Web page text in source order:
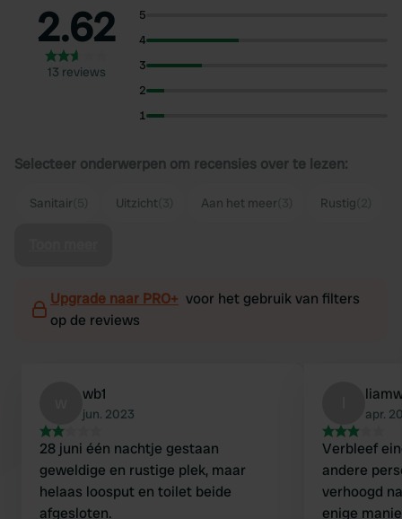
2.62
13 reviews
5
4
3
2
1
Selecteer onderwerpen om recensies over te lezen:
Sanitair Uitzicht Aan het meer Rustig
Upgrade naar PRO+ voor het gebruik van filters
op de reviews
wb1
jun. 2023
28 juni één nachtje gestaan
geweldige en rustige plek, maar
helaas loosput en toilet beide
afgesloten.
apr.
Verbleef
andere
verhoogd
enige